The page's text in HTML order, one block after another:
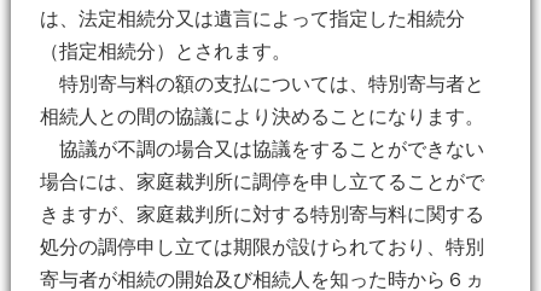
は、法定相続分又は遺言によって指定した相続分
（指定相続分）とされます。
特別寄与料の額の支払については、特別寄与者と
相続人との間の協議により決めることになります。
協議が不調の場合又は協議をすることができない
場合には、家庭裁判所に調停を申し立てることがで
きますが、家庭裁判所に対する特別寄与料に関する
処分の調停申し立ては期限が設けられており、特別
寄与者が相続の開始及び相続人を知った時から６ヵ